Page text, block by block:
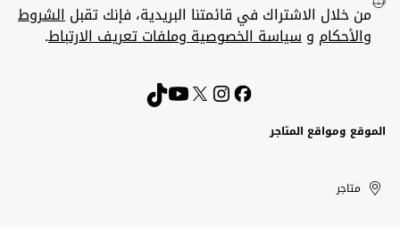
من خلال الاشتراك في قائمتنا البريدية، فإنك تقبلالشروط
والأحكام وسياسة الخصوصية وملفات تعريف الارتباط.
الموقع ومواقع المتاجر
United
Arab
Kuwait
الإمارات
العربية
الكويت
متاجر